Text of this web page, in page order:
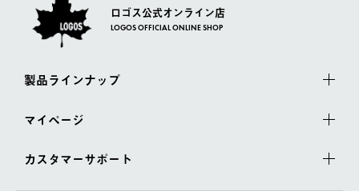
ロゴス公式オンライン店
LOGOS OFFICIAL ONLINE SHOP
製品ラインナップ
マイページ
カスタマーサポート